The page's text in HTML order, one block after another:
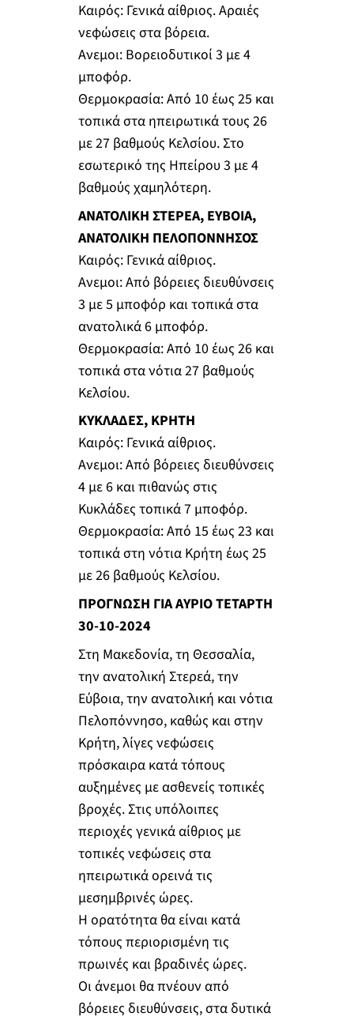
Καιρός: Γενικά αίθριος. Αραιές
νεφώσεις στα βόρεια.
Ανεμοι: Βορειοδυτικοί 3 με 4
μποφόρ.
Θερμοκρασία: Από 10 έως 25 και
τοπικά στα ηπειρωτικά τους 26
με 27 βαθμούς Κελσίου. Στο
εσωτερικό της Ηπείρου 3 με 4
βαθμούς χαμηλότερη.
ΑΝΑΤΟΛΙΚΗ ΣΤΕΡΕΑ, ΕΥΒΟΙΑ,
ΑΝΑΤΟΛΙΚΗ ΠΕΛΟΠΟΝΝΗΣΟΣ
Καιρός: Γενικά αίθριος.
Ανεμοι: Από βόρειες διευθύνσεις
3 με 5 μποφόρ και τοπικά στα
ανατολικά 6 μποφόρ.
Θερμοκρασία: Από 10 έως 26 και
τοπικά στα νότια 27 βαθμούς
Κελσίου.
ΚΥΚΛΑΔΕΣ, ΚΡΗΤΗ
Καιρός: Γενικά αίθριος.
Ανεμοι: Από βόρειες διευθύνσεις
4 με 6 και πιθανώς στις
Κυκλάδες τοπικά 7 μποφόρ.
Θερμοκρασία: Από 15 έως 23 και
τοπικά στη νότια Κρήτη έως 25
με 26 βαθμούς Κελσίου.
ΠΡΟΓΝΩΣΗ ΓΙΑ ΑΥΡΙΟ ΤΕΤΑΡΤΗ
30-10-2024
Στη Μακεδονία, τη Θεσσαλία,
την ανατολική Στερεά, την
Εύβοια, την ανατολική και νότια
Πελοπόννησο, καθώς και στην
Κρήτη, λίγες νεφώσεις
πρόσκαιρα κατά τόπους
αυξημένες με ασθενείς τοπικές
βροχές. Στις υπόλοιπες
περιοχές γενικά αίθριος με
τοπικές νεφώσεις στα
ηπειρωτικά ορεινά τις
μεσημβρινές ώρες.
Η ορατότητα θα είναι κατά
τόπους περιορισμένη τις
πρωινές και βραδινές ώρες.
Οι άνεμοι θα πνέουν από
βόρειες διευθύνσεις, στα δυτικά